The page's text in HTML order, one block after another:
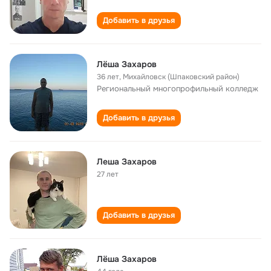
Добавить в друзья
Лёша Захаров
36 лет, Михайловск (Шпаковский район)
Региональный многопрофильный колледж
Добавить в друзья
Леша Захаров
27 лет
Добавить в друзья
Лёша Захаров